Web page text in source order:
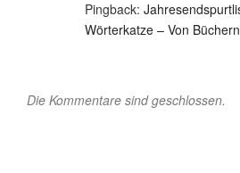
Pingback:
Wörterkatze – Von
Die Kommentare sind geschlossen.